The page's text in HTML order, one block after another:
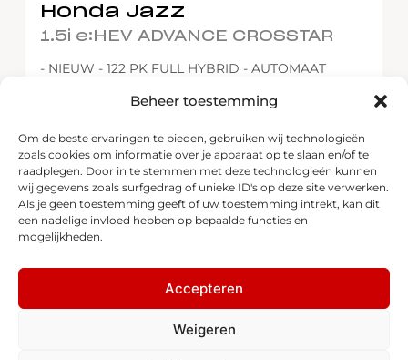
Beheer toestemming
Om de beste ervaringen te bieden, gebruiken wij technologieën
zoals cookies om informatie over je apparaat op te slaan en/of te
raadplegen. Door in te stemmen met deze technologieën kunnen
wij gegevens zoals surfgedrag of unieke ID's op deze site verwerken.
Als je geen toestemming geeft of uw toestemming intrekt, kan dit
een nadelige invloed hebben op bepaalde functies en
mogelijkheden.
Accepteren
Weigeren
Honda Jazz
1.5i e:HEV ADVANCE CROSSTAR
- NIEUW - 122 PK FULL HYBRID - AUTOMAAT
€34.145 Meer informatie